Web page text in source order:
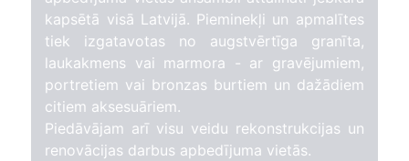
kapsētā visā Latvijā. Pieminekļi un apmalītes
tiek izgatavotas no augstvērtīga granīta,
laukakmens vai marmora - ar gravējumiem,
portretiem vai bronzas burtiem un dažādiem
citiem aksesuāriem.
Piedāvājam arī visu veidu rekonstrukcijas un
renovācijas darbus apbedījuma vietās.